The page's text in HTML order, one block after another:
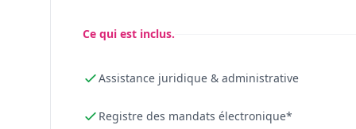
Ce qui est inclus.
Assistance juridique & administrative
Registre des mandats électronique*